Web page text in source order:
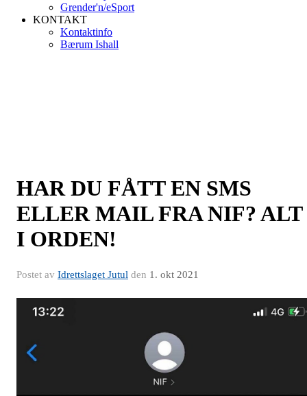
Grender'n/eSport
KONTAKT
Kontaktinfo
Bærum Ishall
HAR DU FÅTT EN SMS
ELLER MAIL FRA NIF? ALT
I ORDEN!
Postet av Idrettslaget Jutul den 1. okt 2021